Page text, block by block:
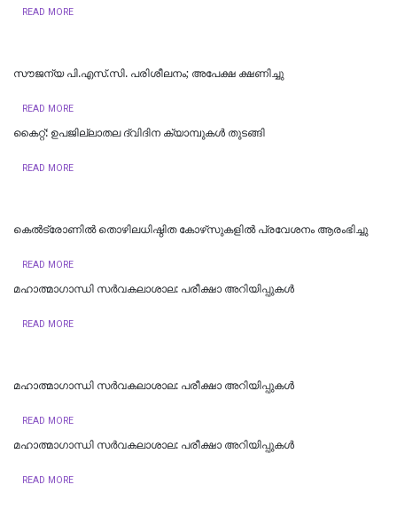
READ MORE
സൗജന്യ പി.എസ്.സി. പരിശീലനം; അപേക്ഷ ക്ഷണിച്ചു
READ MORE
കൈറ്റ്: ഉപജില്ലാതല ദ്വിദിന ക്യാമ്പുകള്‍ തുടങ്ങി
READ MORE
കെല്‍ട്രോണില്‍ തൊഴിലധിഷ്ഠിത കോഴ്‌സുകളില്‍ പ്രവേശനം ആരംഭിച്ചു
READ MORE
മഹാത്മാഗാന്ധി സർവകലാശാല: പരീക്ഷാ അറിയിപ്പുകൾ
READ MORE
മഹാത്മാഗാന്ധി സർവകലാശാല: പരീക്ഷാ അറിയിപ്പുകൾ
READ MORE
മഹാത്മാഗാന്ധി സർവകലാശാല: പരീക്ഷാ അറിയിപ്പുകൾ
READ MORE